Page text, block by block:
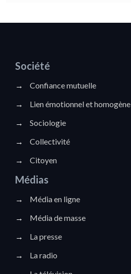
Société
→
Confiance mutuelle
→
Lien émotionnel et homogène
→
Sociologie
→
Collectivité
→
Citoyen
Médias
→
Média en ligne
→
Média de masse
→
La presse
→
La radio